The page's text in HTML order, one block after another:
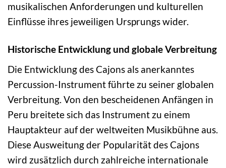
musikalischen Anforderungen und kulturellen
Einflüsse ihres jeweiligen Ursprungs wider.
Historische Entwicklung und globale Verbreitung
Die Entwicklung des Cajons als anerkanntes
Percussion-Instrument führte zu seiner globalen
Verbreitung. Von den bescheidenen Anfängen in
Peru breitete sich das Instrument zu einem
Hauptakteur auf der weltweiten Musikbühne aus.
Diese Ausweitung der Popularität des Cajons
wird zusätzlich durch zahlreiche internationale